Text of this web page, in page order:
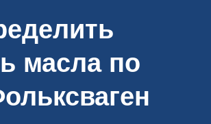
масла по